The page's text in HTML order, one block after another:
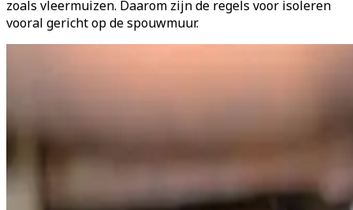
zoals vleermuizen. Daarom zijn de regels voor isoleren
vooral gericht op de spouwmuur.